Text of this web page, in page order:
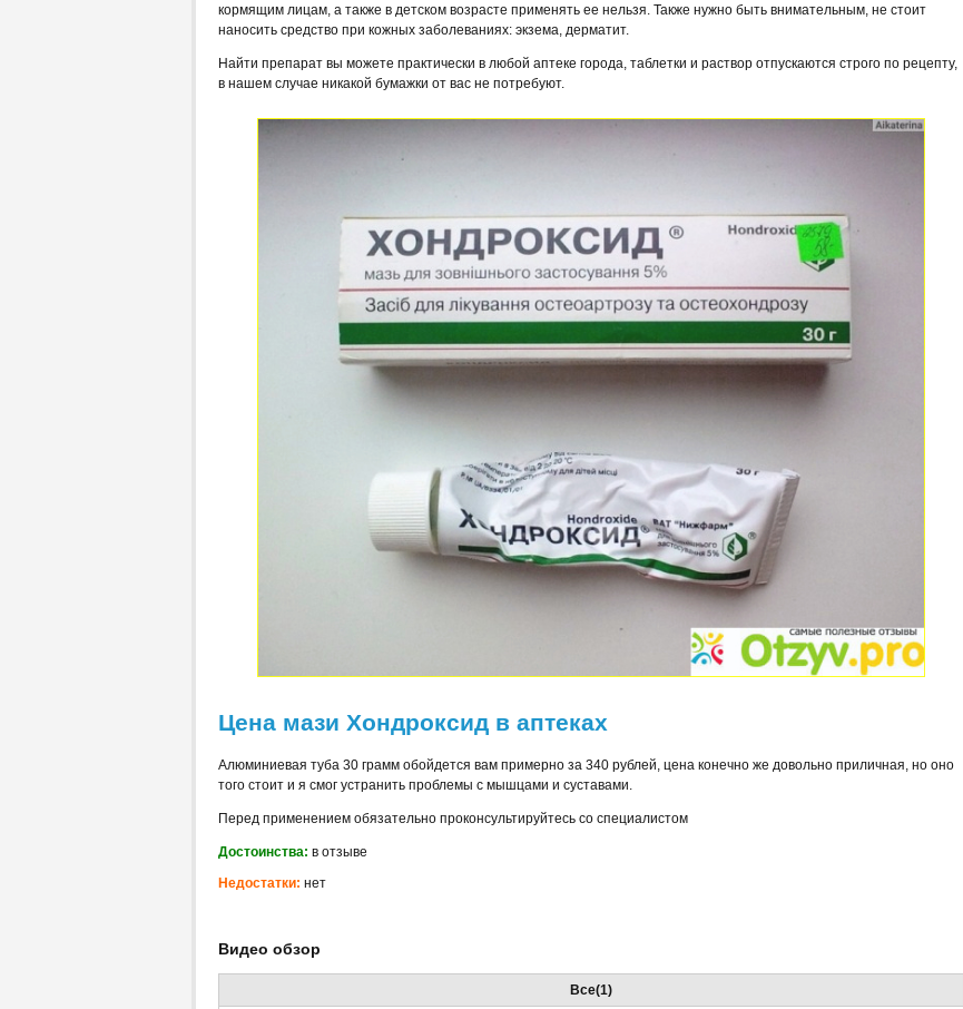
кормящим лицам, а также в детском возрасте применять ее нельзя. Также нужно быть внимательным, не стоит
наносить средство при кожных заболеваниях: экзема, дерматит.
Найти препарат вы можете практически в любой аптеке города, таблетки и раствор отпускаются строго по рецепту,
в нашем случае никакой бумажки от вас не потребуют.
Цена мази Хондроксид в аптеках
Алюминиевая туба 30 грамм обойдется вам примерно за 340 рублей, цена конечно же довольно приличная, но оно
того стоит и я смог устранить проблемы с мышцами и суставами.
Перед применением обязательно проконсультируйтесь со специалистом
Достоинства: в отзыве
Недостатки: нет
Видео обзор
Все(1)